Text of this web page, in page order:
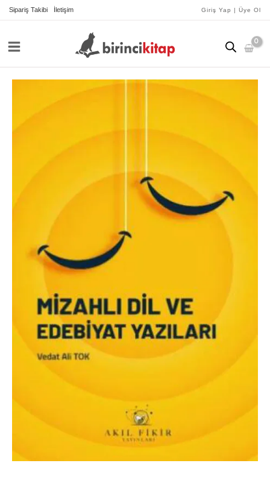
İçeriğe
Sipariş Takibi İletişim Giriş Yap | Üye Ol